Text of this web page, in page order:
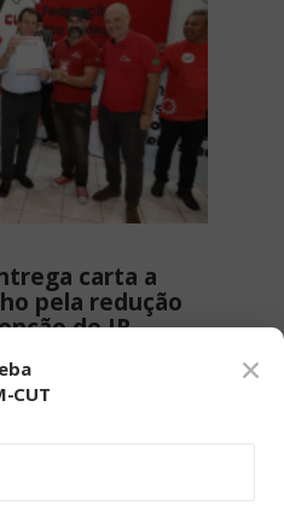
carta a
pela redução
de IR
CUT